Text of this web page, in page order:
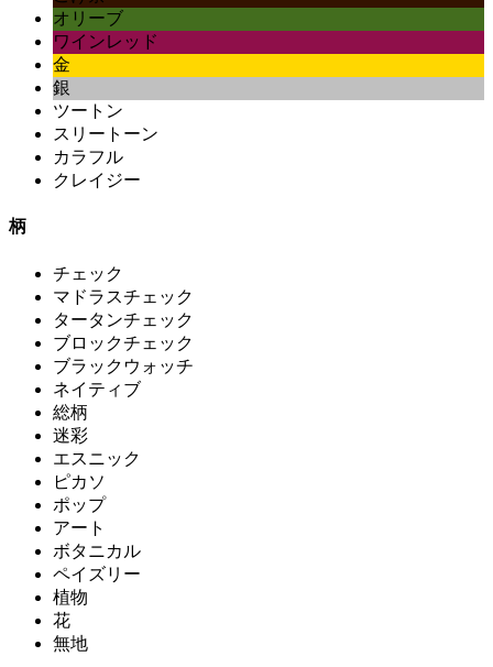
オリーブ
ワインレッド
金
銀
ツートン
スリートーン
カラフル
クレイジー
柄
チェック
マドラスチェック
タータンチェック
ブロックチェック
ブラックウォッチ
ネイティブ
総柄
迷彩
エスニック
ピカソ
ポップ
アート
ボタニカル
ペイズリー
植物
花
無地